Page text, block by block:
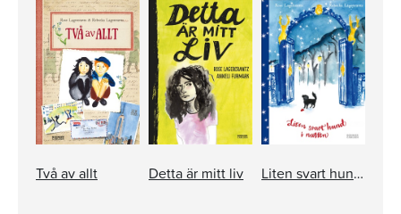
Två av allt Detta är mitt liv Liten svart hund i natten